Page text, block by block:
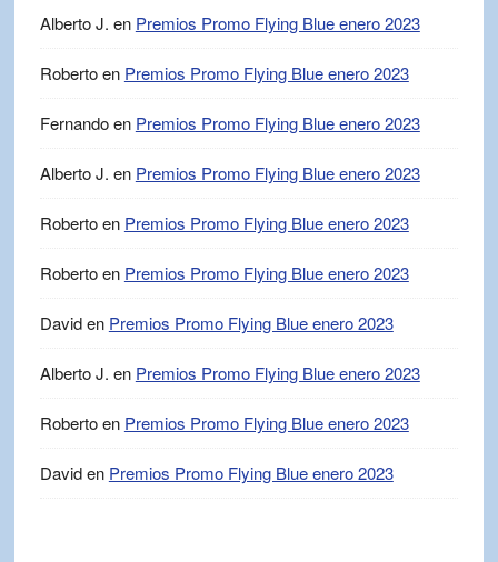
Alberto J. en Premios Promo Flying Blue enero 2023
Robertoen Premios Promo Flying Blue enero 2023
Fernandoen Premios Promo Flying Blue enero 2023
Alberto J. en Premios Promo Flying Blue enero 2023
Robertoen Premios Promo Flying Blue enero 2023
Robertoen Premios Promo Flying Blue enero 2023
Daviden Premios Promo Flying Blue enero 2023
Alberto J. en Premios Promo Flying Blue enero 2023
Robertoen Premios Promo Flying Blue enero 2023
Daviden Premios Promo Flying Blue enero 2023